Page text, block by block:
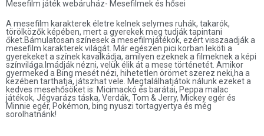
Mesefilm játék webáruház- Mesefilmek és hősei
A mesefilm karakterek életre kelnek selymes ruhák, takarók,
törölközők képében, mert a gyerekek meg tudják tapintani
őket.Bámulatosan színesek a mesefilmjátékok, ezért visszaadják a
mesefilm karakterek világát. Már egészen pici korban leköti a
gyerekeket a színek kavalkádja, amilyen ezeknek a filmeknek a képi
színvilága.Imádják nézni, velük élik át a mese történetét. Amikor
gyermeked a Bing mesét nézi, hihetetlen örömet szerez neki,ha a
kezében tarthatja, játszhat vele. Megtalálhatjátok nálunk ezeket a
kedves mesehősöket is: Micimackó és barátai, Peppa malac
játékok, Jégvarázs táska, Verdák, Tom & Jerry, Mickey egér és
Minnie egér, Pokémon, bing nyuszi tortagyertya és még
sorolhatnánk!